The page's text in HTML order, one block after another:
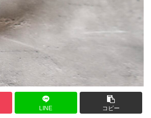
LINE コピー